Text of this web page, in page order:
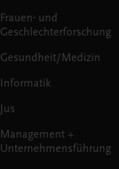
Frauen- und
Geschlechterforschung
Gesundheit/Medizin
Informatik
Jus
Management +
Unternehmensführung